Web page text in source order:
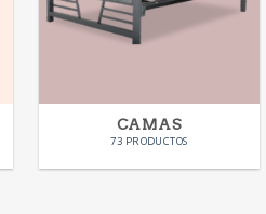
CAMAS
73 PRODUCTOS